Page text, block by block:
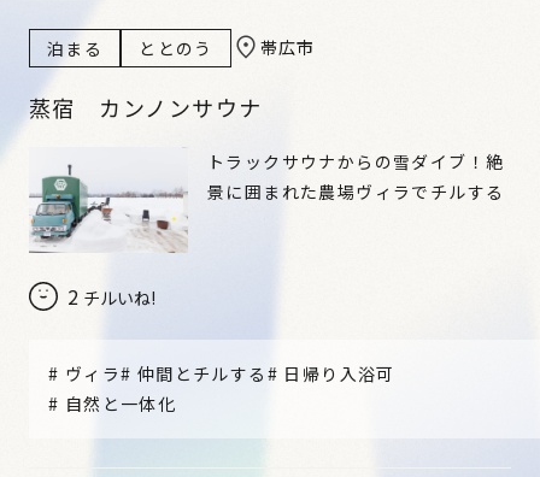
泊まる ととのう 帯広市
蒸宿 カンノンサウナ
2 チルいね!
トラックサウナからの雪ダイブ！絶
景に囲まれた農場ヴィラでチルする
# ヴィラ# 仲間とチルする # 日帰り入浴可
# 自然と一体化